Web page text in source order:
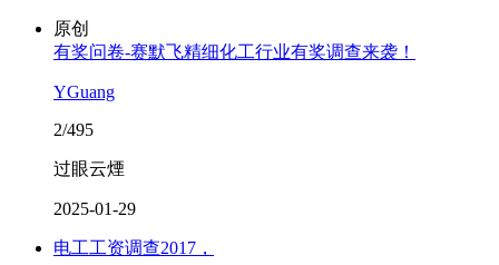
原创
有奖问卷-赛默飞精细化工行业有奖调查来袭！
YGuang
2/495
过眼云煙
2025-01-29
电工工资调查2017，